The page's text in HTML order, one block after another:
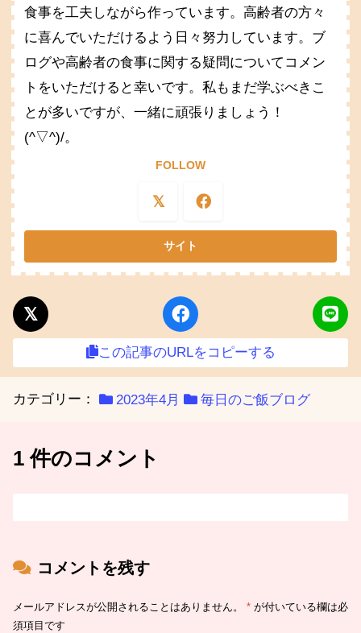
食事を工夫しながら作っています。高齢者の方々
に喜んでいただけるよう日々努力しています。ブ
ログや高齢者の食事に関する疑問についてコメン
トをいただけると幸いです。私もまだ学ぶべきこ
とが多いですが、一緒に頑張りましょう！
(^▽^)/。
FOLLOW
この記事のURLをコピーする
カテゴリー： 2023年4月 毎日のご飯ブログ
1 件のコメント
コメントを残す
メールアドレスが公開されることはありません。 * が付いている欄は必
須項目です